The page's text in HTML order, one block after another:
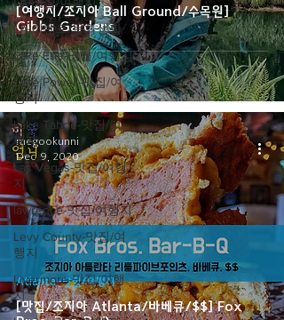
LA-이벤트/문화생활
Lake Erie-맛집/여행지
Lake Powell-맛집/여
행지
Lake Tahoe-맛집/여
행지
Las Vegas-맛집/여행
지
lawrence-맛집/여행지
Levy County-맛집/여
행지
Livermore-맛집/여행
지
[여행지/조지아 Ball Ground/수목원]
Gibbs Gardens
[맛집/조지아 Atlanta/바베큐/$$] Fox
Atlanta-맛집/여행지
megookunni
Dec 9, 2020